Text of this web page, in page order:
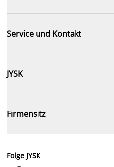
Service und Kontakt
JYSK
Firmensitz
Folge JYSK